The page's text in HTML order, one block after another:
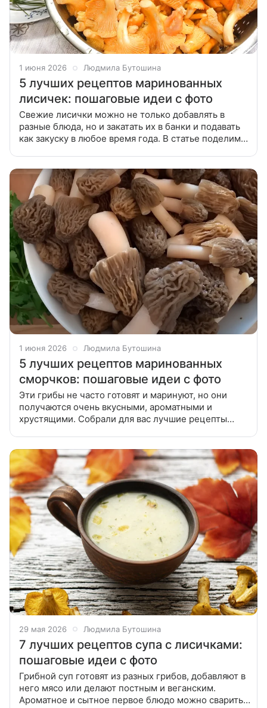
1 июня 2026 Людмила Бутошина
5 лучших рецептов маринованных
лисичек: пошаговые идеи с фото
Свежие лисички можно не только добавлять в
разные блюда, но и закатать их в банки и подавать
как закуску в любое время года. В статье поделимся
1 июня 2026 Людмила Бутошина
5 лучших рецептов маринованных
сморчков: пошаговые идеи с фото
Эти грибы не часто готовят и маринуют, но они
получаются очень вкусными, ароматными и
хрустящими. Собрали для вас лучшие рецепты
29 мая 2026 Людмила Бутошина
7 лучших рецептов супа с лисичками:
пошаговые идеи с фото
Грибной суп готовят из разных грибов, добавляют в
него мясо или делают постным и веганским.
Ароматное и сытное первое блюдо можно сварить